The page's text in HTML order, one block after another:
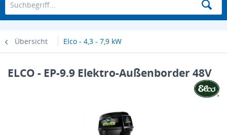
Übersicht Elco - 4,3 - 7,9 kW
ELCO - EP-9.9 Elektro-Außenborder 48V